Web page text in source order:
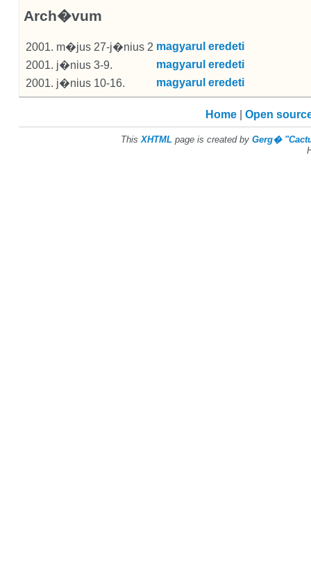
Arch�vum
2001. m�jus 27-j�nius 2 magyarul eredeti
2001. j�nius 3-9.
magyarul eredeti
2001. j�nius 10-16.
magyarul eredeti
Home Open
This XHTML page is created by Gerg�